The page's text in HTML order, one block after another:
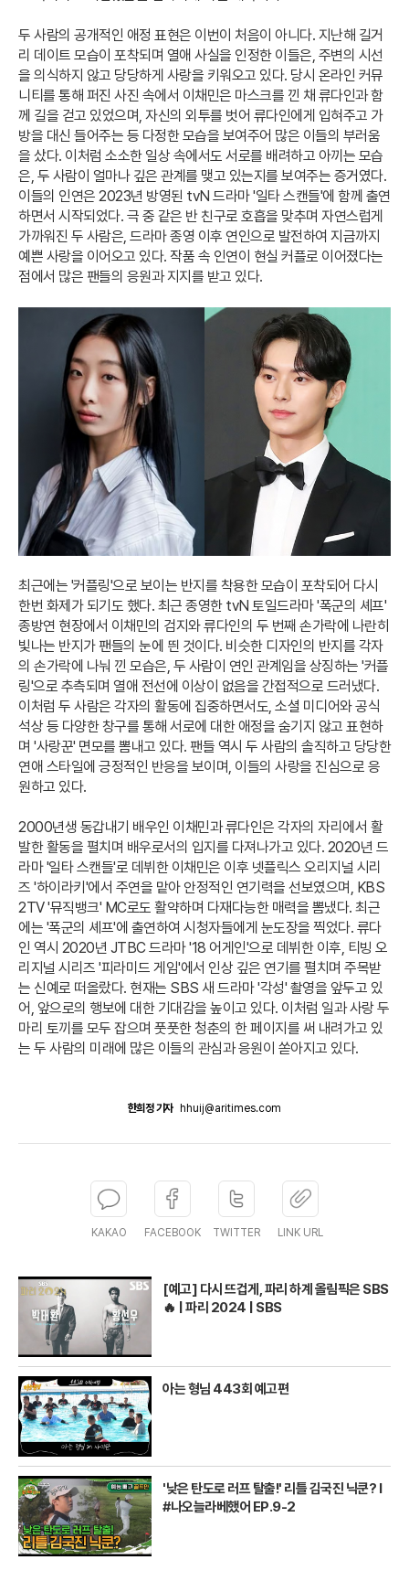
두 사람의 공개적인 애정 표현은 이번이 처음이 아니다. 지난해 길거
리 데이트 모습이 포착되며 열애 사실을 인정한 이들은, 주변의 시선
을 의식하지 않고 당당하게 사랑을 키워오고 있다. 당시 온라인 커뮤
니티를 통해 퍼진 사진 속에서 이채민은 마스크를 낀 채 류다인과 함
께 길을 걷고 있었으며, 자신의 외투를 벗어 류다인에게 입혀주고 가
방을 대신 들어주는 등 다정한 모습을 보여주어 많은 이들의 부러움
을 샀다. 이처럼 소소한 일상 속에서도 서로를 배려하고 아끼는 모습
은, 두 사람이 얼마나 깊은 관계를 맺고 있는지를 보여주는 증거였다.
이들의 인연은 2023년 방영된 tvN 드라마 '일타 스캔들'에 함께 출연
하면서 시작되었다. 극 중 같은 반 친구로 호흡을 맞추며 자연스럽게
가까워진 두 사람은, 드라마 종영 이후 연인으로 발전하여 지금까지
예쁜 사랑을 이어오고 있다. 작품 속 인연이 현실 커플로 이어졌다는
점에서 많은 팬들의 응원과 지지를 받고 있다.
최근에는 '커플링'으로 보이는 반지를 착용한 모습이 포착되어 다시
한번 화제가 되기도 했다. 최근 종영한 tvN 토일드라마 '폭군의 셰프'
종방연 현장에서 이채민의 검지와 류다인의 두 번째 손가락에 나란히
빛나는 반지가 팬들의 눈에 띈 것이다. 비슷한 디자인의 반지를 각자
의 손가락에 나눠 낀 모습은, 두 사람이 연인 관계임을 상징하는 '커플
링'으로 추측되며 열애 전선에 이상이 없음을 간접적으로 드러냈다.
이처럼 두 사람은 각자의 활동에 집중하면서도, 소셜 미디어와 공식
석상 등 다양한 창구를 통해 서로에 대한 애정을 숨기지 않고 표현하
며 '사랑꾼' 면모를 뽐내고 있다. 팬들 역시 두 사람의 솔직하고 당당한
연애 스타일에 긍정적인 반응을 보이며, 이들의 사랑을 진심으로 응
원하고 있다.
2000년생 동갑내기 배우인 이채민과 류다인은 각자의 자리에서 활
발한 활동을 펼치며 배우로서의 입지를 다져나가고 있다. 2020년 드
라마 '일타 스캔들'로 데뷔한 이채민은 이후 넷플릭스 오리지널 시리
즈 '하이라키'에서 주연을 맡아 안정적인 연기력을 선보였으며, KBS
2TV '뮤직뱅크' MC로도 활약하며 다재다능한 매력을 뽐냈다. 최근
에는 '폭군의 셰프'에 출연하여 시청자들에게 눈도장을 찍었다. 류다
인 역시 2020년 JTBC 드라마 '18 어게인'으로 데뷔한 이후, 티빙 오
리지널 시리즈 '피라미드 게임'에서 인상 깊은 연기를 펼치며 주목받
는 신예로 떠올랐다. 현재는 SBS 새 드라마 '각성' 촬영을 앞두고 있
어, 앞으로의 행보에 대한 기대감을 높이고 있다. 이처럼 일과 사랑 두
마리 토끼를 모두 잡으며 풋풋한 청춘의 한 페이지를 써 내려가고 있
는 두 사람의 미래에 많은 이들의 관심과 응원이 쏟아지고 있다.
한희정 기자 hhuij@aritimes.com
KAKAO FACEBOOK TWITTER LINK URL
[예고] 다시 뜨겁게, 파리 하계 올림픽은 SBS
🔥 | 파리 2024 | SBS
아는 형님 443회 예고편
'낮은 탄도로 러프 탈출!' 리틀 김국진 닉쿤? I
#나오늘라베했어 EP.9-2